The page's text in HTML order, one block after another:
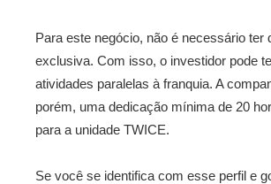
Para este negócio, não é necessário ter
exclusiva. Com isso, o investidor pode
atividades paralelas à franquia. A
porém, uma dedicação mínima de 20
para a unidade TWICE.
Se você se identifica com esse perfil e